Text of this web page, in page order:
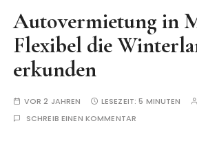
Autovermietung in
Flexibel die
erkunden
VOR 2 JAHREN LESEZEIT:5 MINUTEN
SCHREIB EINEN KOMMENTAR